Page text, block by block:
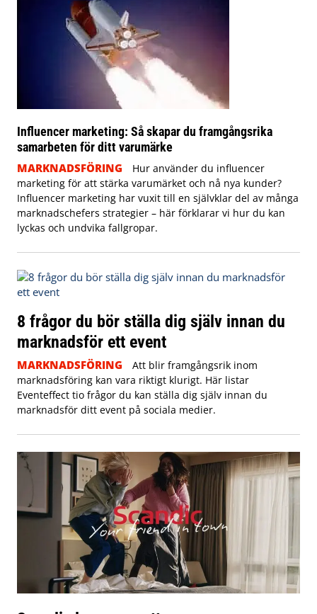
Influencer marketing: Så skapar du framgångsrika
samarbeten för ditt varumärke
MARKNADSFÖRING
Hur använder du influencer
marketing för att stärka varumärket och nå nya kunder?
Influencer marketing har vuxit till en självklar del av många
marknadschefers strategier – här förklarar vi hur du kan
lyckas och undvika fallgropar.
8 frågor du bör ställa dig själv innan du
marknadsför ett event
MARKNADSFÖRING
Att blir framgångsrik inom
marknadsföring kan vara riktigt klurigt. Här listar
Eventeffect tio frågor du kan ställa dig själv innan du
marknadsför ditt event på sociala medier.